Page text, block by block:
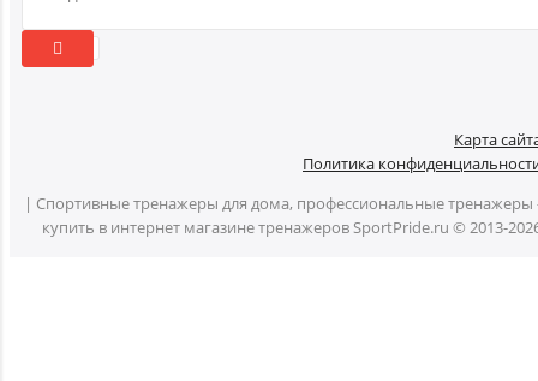
Карта
Политика
| Спортивные тренажеры для дома, профессиональные тренажеры
купить в интернет магазине тренажеров SportPride.ru © 2013-